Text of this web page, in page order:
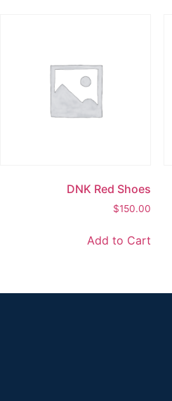
DNK Red Shoes
$150.00
Add to Cart